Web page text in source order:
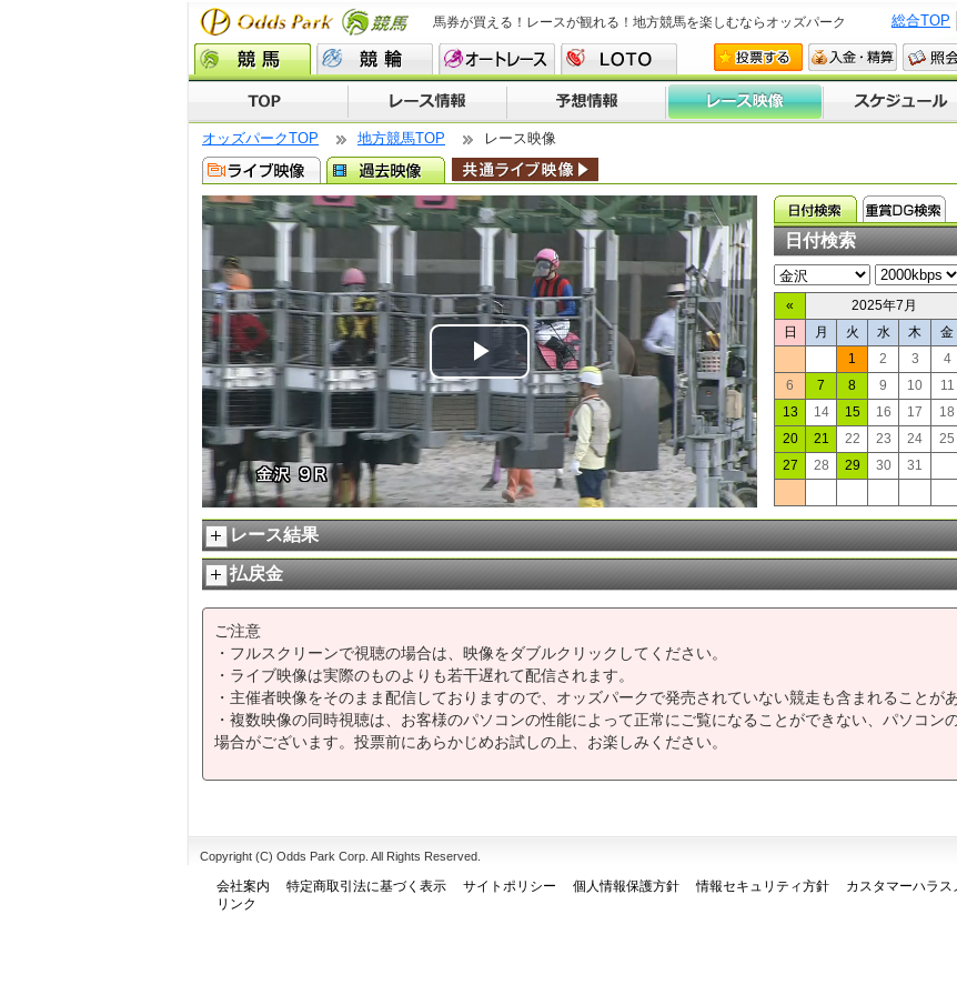
馬券が買える！レースが観れる！地方競馬を楽しむならオッズパーク 総合TOP
オッズパークTOP 地方競馬TOP レース映像
Play
Video
日付検索
« 2025年7月
日
月 火 水 木 金
1
2 3 4
6
7 8 9 10 11
13
14 15 16 17 18
20
21 22 23 24 25
27
28 29 30 31
レース結果
払戻金
ご注意
・フルスクリーンで視聴の場合は、映像をダブルクリックしてください。
・ライブ映像は実際のものよりも若干遅れて配信されます。
・主催者映像をそのまま配信しておりますので、オッズパークで発売されていない競走も含まれることがあ
・複数映像の同時視聴は、お客様のパソコンの性能によって正常にご覧になることができない、パソコ
場合がございます。投票前にあらかじめお試しの上、お楽しみください。
Copyright (C) Odds Park Corp. All Rights Reserved.
会社案内 特定商取引法に基づく表示 サイトポリシー 個人情報保護方針 情報セキュリティ方針 カスタマーハラ
リンク